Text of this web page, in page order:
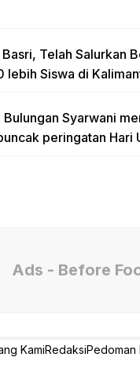
Basri, Telah Salurkan
lebih Siswa di
Bulungan Syarwani
peringatan Hari
Ads - Before
KamiRedaksi